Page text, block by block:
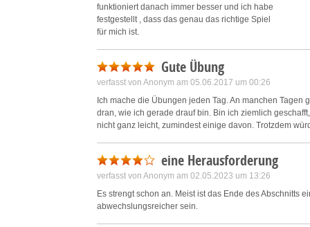
funktioniert danach immer besser und ich habe
festgestellt , dass das genau das richtige Spiel
für mich ist.
Gute Übung
verfasst von Anonym am 05.06.2017 um 00:26
Ich mache die Übungen jeden Tag. An manchen
dran, wie ich gerade drauf bin. Bin ich ziemlich
nicht ganz leicht, zumindest einige davon. Trotzdem
eine Herausforderung
verfasst von Anonym am 02.05.2023 um 13:26
Es strengt schon an. Meist ist das Ende des Abschnitts
abwechslungsreicher sein.